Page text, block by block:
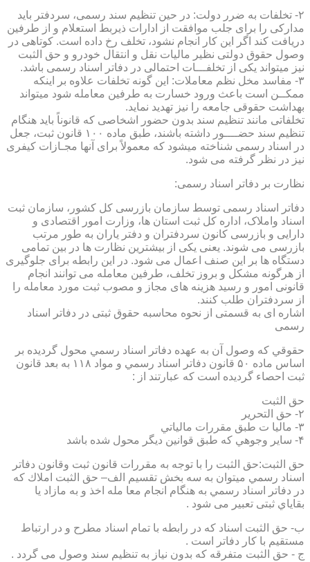
۲- تخلفات به ضرر دولت: در حین تنظیم سند رسمی، سردفتر باید
مدارکی را برای جلب موافقت از ادارات ذیربط استعلام و از طرفین
دریافت کند اگر این کار انجام نشود، تخلف رخ داده است. کوتاهی در
وصول حقوق دولتی نظیر مالیات نقل و انتقال خودرو و حق الثبت
نیز میتواند یکی از تخلفـــات احتمالی در دفاتر اسناد رسمی باشد.
۳- مفاسد مخل نظم معاملات: این گونه تخلفات علاوه بر اینکه
ممکــن است باعث ورود خسارت به طرفین معامله شود میتواند
بهداشت حقوقی جامعه را نیز تهدید نماید.
تخلفاتی مانند تنظیم سند بدون حضور اشخاصی که قانوناً باید هنگام
تنظیم سند حضــــور داشته باشند، طبق ماده ۱۰۰ قانون ثبت، جعل
در اسناد رسمی شناخته میشود که معمولاً برای آنها مجـازات کیفری
نیز در نظر گرفته می شود.
نظارت بر دفاتر اسناد رسمی:
دفاتر اسناد رسمی توسط سازمان بازرسی کل کشور، سازمان ثبت
اسناد واملاک، اداره کل ثبت استان ها، وزارت امور اقتصادی و
دارایی و بازرسی کانون سردفتران و دفتر یاران به طور مرتب
بازرسی می شوند. یعنی یکی از بیشترین نظارت ها در بین تمامی
دستگاه ها بر این صنف اعمال می شود. در این رابطه برای جلوگیری
از هرگونه مشکل و بروز تخلف، طرفین معامله می توانند انجام
قانونی امور و رسید هزینه های مجاز و مصوب ثبت مورد معامله را
از سردفتران طلب کنند.
اشاره ای به قسمتی از نحوه محاسبه حقوق ثبتی در دفاتر اسناد
رسمی
حقوقي كه وصول آن به عهده دفاتر اسناد رسمي محول گرديده بر
اساس ماده ۵۰ قانون دفاتر اسناد رسمي و مواد ۱۱۸ به بعد قانون
ثبت احصاء گرديده است كه عبارتند از :
حق الثبت
۲- حق التحرير
۳- ماليا ت طبق مقررات مالياتي
۴- ساير وجوهي كه طبق قوانين ديگر محول شده باشد
حق الثبت:حق الثبت را با توجه به مقررات قانون ثبت وقانون دفاتر
اسناد رسمي ميتوان به سه بخش تقسيم الف– حق الثبت املاك كه
در دفاتر اسناد رسمي به هنگام انجام معا مله اخذ و به مازاد يا
بقاياي ثبتی تعبیر می شود .
ب- حق الثبت اسناد كه در رابطه با تمام اسناد مطرح و در ارتباط
مستقيم با كار دفاتر است .
ج - حق الثبت متفرقه كه بدون نياز به تنظیم سند وصول می گردد .